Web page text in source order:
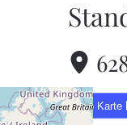
Karte